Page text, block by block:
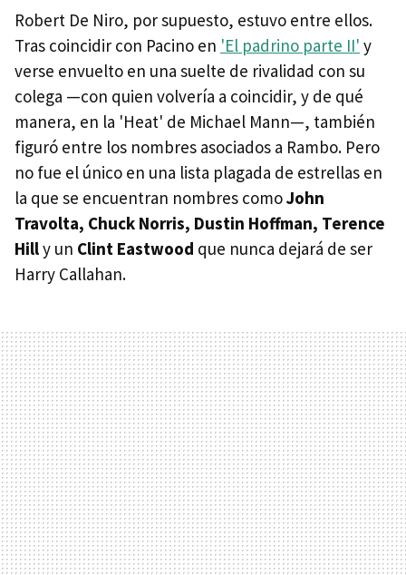
Robert De Niro, por supuesto, estuvo entre ellos.
Tras coincidir con Pacino en 'El padrino parte II' y
verse envuelto en una suelte de rivalidad con su
colega —con quien volvería a coincidir, y de qué
manera, en la 'Heat' de Michael Mann—, también
figuró entre los nombres asociados a Rambo. Pero
no fue el único en una lista plagada de estrellas en
la que se encuentran nombres comoJohn
Travolta, Chuck Norris, Dustin Hoffman, Terence
Hilly un Clint Eastwood que nunca dejará de ser
Harry Callahan.